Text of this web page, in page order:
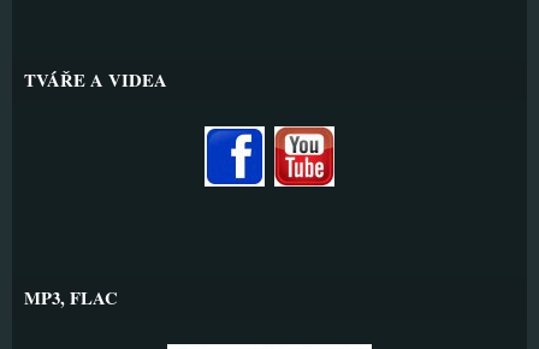
TVÁŘE A VIDEA
MP3, FLAC